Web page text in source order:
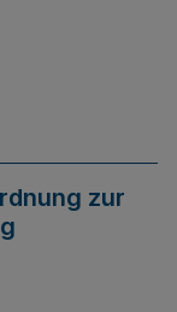
zur